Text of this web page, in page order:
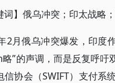
词】俄乌冲突；印太战略
2月俄乌冲突爆发，印度
”的声调，而是反复呼
信协会（SWIFT）支付